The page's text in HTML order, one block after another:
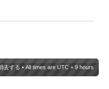
去する • All times are UTC + 9 hours